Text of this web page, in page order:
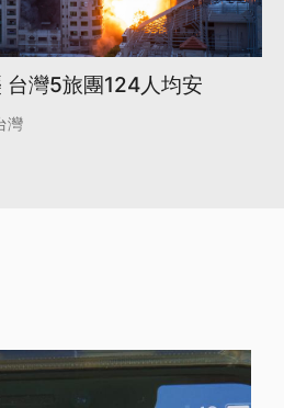
台灣5旅團124人均安
灣